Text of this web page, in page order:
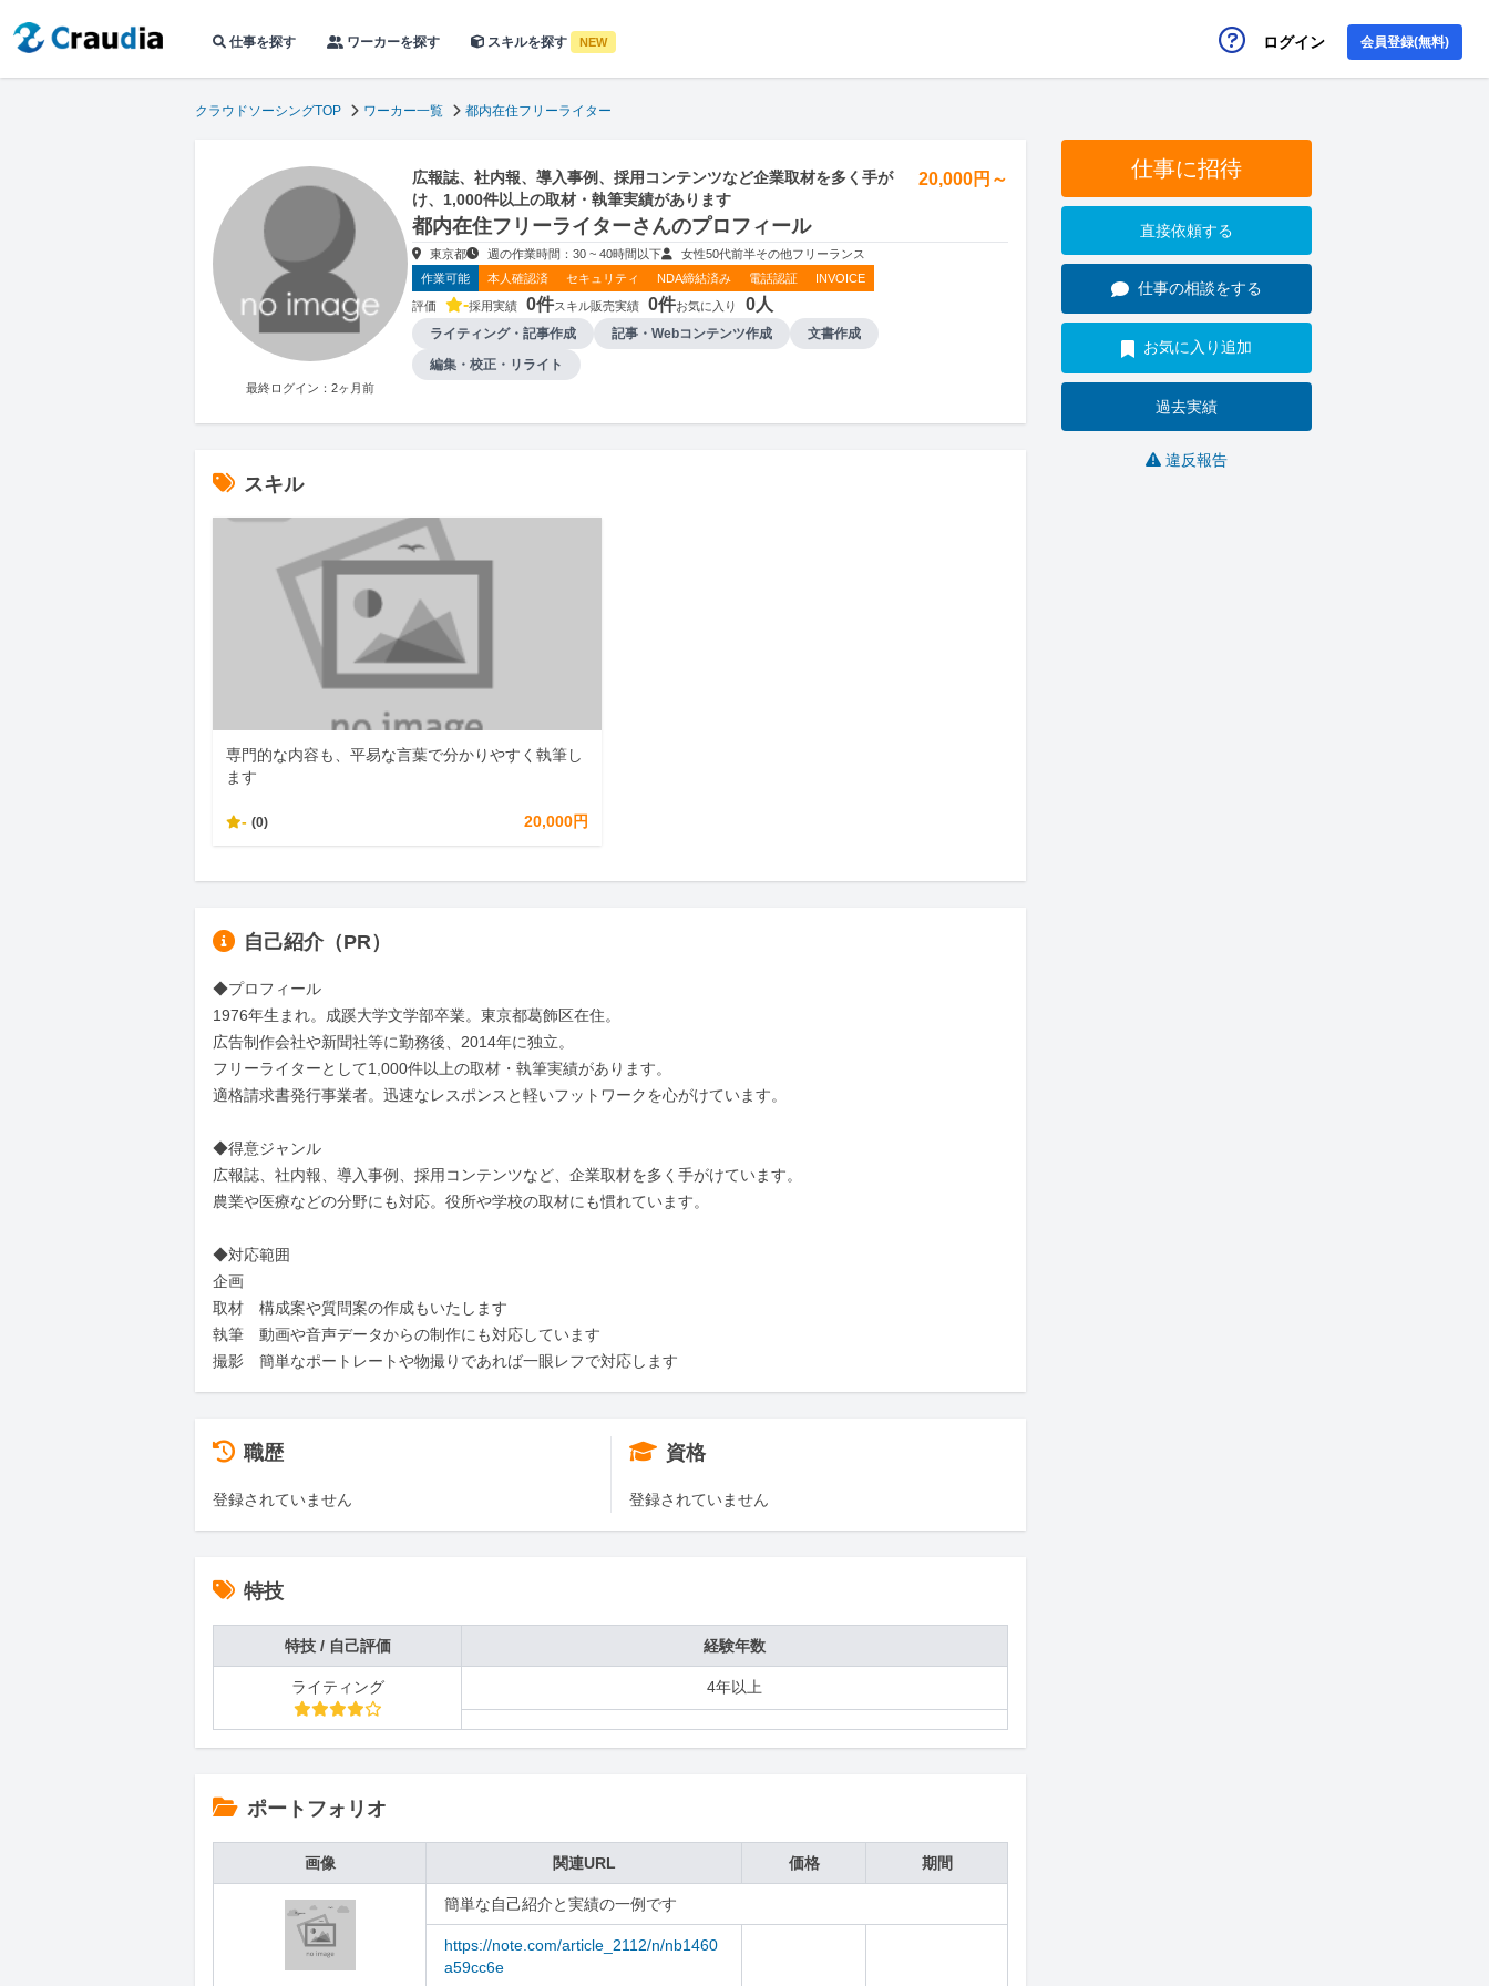
仕事を探す ワーカーを探す スキルを探す NEW ログイン 会員登録(無料)
クラウドソーシングTOP ワーカー一覧 都内在住フリーライター
最終ログイン：2ヶ月前
広報誌、社内報、導入事例、採用コンテンツなど企業取材を多く手が
け、1,000件以上の取材・執筆実績があります
20,000円～
都内在住フリーライターさんのプロフィール
東京都 週の作業時間：30 ~ 40時間以下 女性50代前半その他フリーランス
作業可能
本人確認済 セキュリティ NDA締結済み 電話認証 INVOICE
評価 -採用実績 0件スキル販売実績 0件お気に入り 0人
ライティング・記事作成 記事・Webコンテンツ作成
文書作成
編集・校正・リライト
スキル
専門的な内容も、平易な言葉で分かりやすく執筆し
ます
- (0) 20,000円
自己紹介（PR）
◆プロフィール
1976年生まれ。成蹊大学文学部卒業。東京都葛飾区在住。
広告制作会社や新聞社等に勤務後、2014年に独立。
フリーライターとして1,000件以上の取材・執筆実績があります。
適格請求書発行事業者。迅速なレスポンスと軽いフットワークを心がけています。
◆得意ジャンル
広報誌、社内報、導入事例、採用コンテンツなど、企業取材を多く手がけています。
農業や医療などの分野にも対応。役所や学校の取材にも慣れています。
◆対応範囲
企画
取材　構成案や質問案の作成もいたします
執筆　動画や音声データからの制作にも対応しています
撮影　簡単なポートレートや物撮りであれば一眼レフで対応します
職歴
登録されていません
資格
登録されていません
特技
特技 / 自己評価 経験年数
ライティング 4年以上
ポートフォリオ
画像 関連URL 価格 期間
簡単な自己紹介と実績の一例です
https://note.com/article_2112/n/nb1460
a59cc6e
仕事に招待
直接依頼する
仕事の相談をする
お気に入り追加
過去実績
違反報告